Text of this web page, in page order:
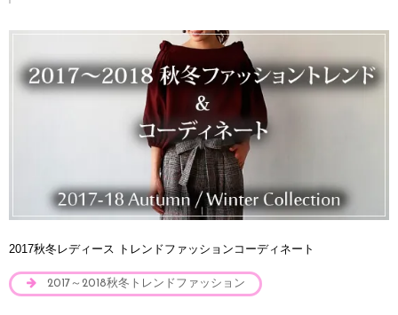
2017秋冬レディース トレンドファッションコーディネート
2017～2018秋冬トレンドファッション